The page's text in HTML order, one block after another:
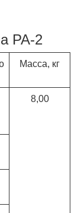
РА-2
Масса, кг
8,00